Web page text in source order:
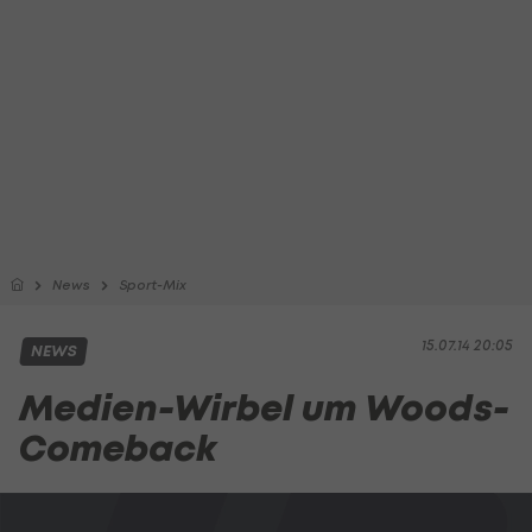
News Sport-Mix
15.07.14 20:05
NEWS
Medien-Wirbel um Woods-
Comeback